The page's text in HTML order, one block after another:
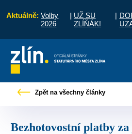
Aktuálně: Volby
2026
| UŽ SU
ZLÍŇÁK!
|
vyřídit Potřebuji
Zpět na všechny články
Bezhotovostní platby za jízdné začnou